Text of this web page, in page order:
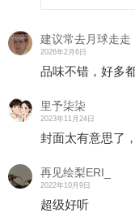
建议常去月球走走
2026年2月6日
品味不错，好多
里予柒柒
2023年11月24日
封面太有意思了
再见绘梨ERI_
2022年10月9日
超级好听